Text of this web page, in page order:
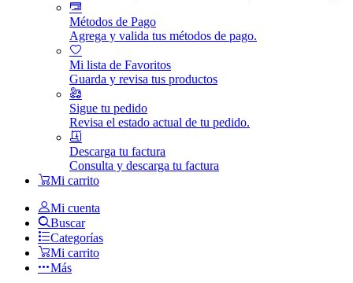
Métodos de Pago
Agrega y valida tus métodos de pago.
Mi lista de Favoritos
Guarda y revisa tus productos
Sigue tu pedido
Revisa el estado actual de tu pedido.
Descarga tu factura
Consulta y descarga tu factura
Mi carrito
Mi cuenta
Buscar
Categorías
Mi carrito
Más